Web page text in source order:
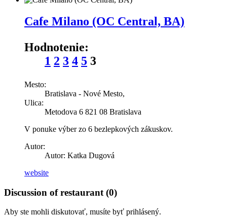
This page can't load Google Maps correctly.
Do you own this website?
Cafe Milano (OC Central, BA)
Hodnotenie:
1 2 3 4 5 3
Mesto:
Bratislava - Nové Mesto,
Ulica:
Metodova 6 821 08 Bratislava
V ponuke výber zo 6 bezlepkových zákuskov.
Autor:
Autor: Katka Dugová
website
Discussion of restaurant (0)
Aby ste mohli diskutovať, musíte byť prihlásený.